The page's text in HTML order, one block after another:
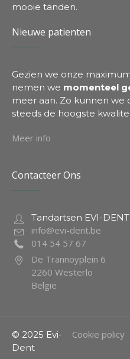
mooie tanden.
Nieuwe patienten
Gezien we onze
nemen we momenteel
meer aan. Zo kunnen
steeds de hoogste
Meer info
Contacteer Ons
Tandartsen EVI-DENT
info@evi-dent.be
014 54 57 67
De Trannoyplein 6
2260 Westerlo
België
Cookie policy
© 2025 Evi-
Dent